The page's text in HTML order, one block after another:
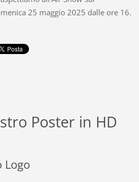
25 maggio 2025 dalle ore 16.
Poster in HD
Logo